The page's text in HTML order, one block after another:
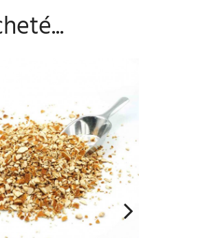
AU PANIER